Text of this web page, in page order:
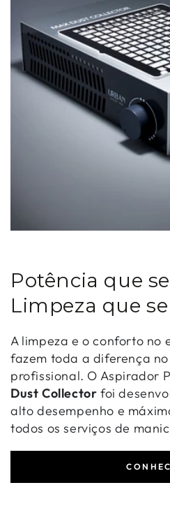
Potência que
Limpeza que se
A limpeza e o conforto no
fazem toda a diferença
profissional. O Aspirador
Dust Collector foi
alto desempenho e
todos os serviços de